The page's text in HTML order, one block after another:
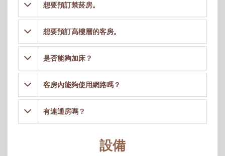
想要預訂禁菸房。
想要預訂高樓層的客房。
是否能夠加床？
客房內能夠使用網路嗎？
有連通房嗎？
設備